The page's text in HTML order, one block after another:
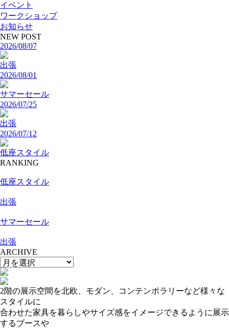
イベント
ワークショップ
お知らせ
NEW POST
2026/08/07
出張
2026/08/01
サマーセール
2026/07/25
出張
2026/07/12
低座スタイル
RANKING
低座スタイル
出張
サマーセール
出張
ARCHIVE
2階の展示空間を北欧、モダン、コンテンポラリーなど様々な
スタイルに
合わせた家具を暮らしやサイズ感をイメージできるように展示
するブースや